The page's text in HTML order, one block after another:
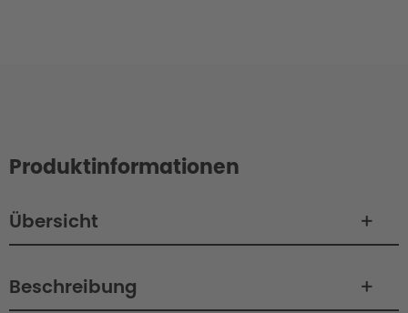
Produktinformationen
Übersicht
Beschreibung